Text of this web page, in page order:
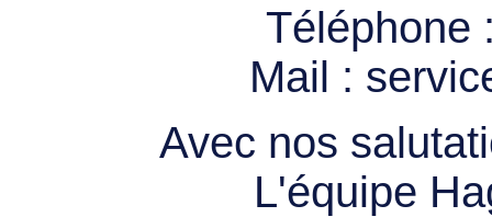
Téléphone
Mail :
Avec nos
L'équipe